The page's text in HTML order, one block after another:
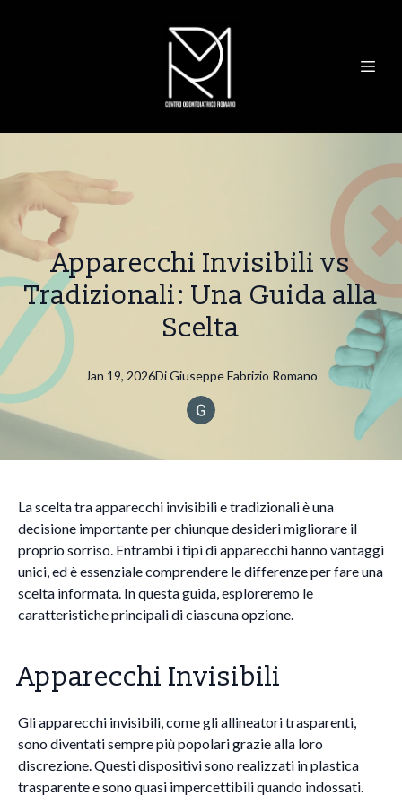
Apparecchi Invisibili vs
Tradizionali: Una Guida alla
Scelta
Jan 19, 2026Di Giuseppe Fabrizio Romano
La scelta tra apparecchi invisibili e tradizionali è una
decisione importante per chiunque desideri migliorare il
proprio sorriso. Entrambi i tipi di apparecchi hanno vantaggi
unici, ed è essenziale comprendere le differenze per fare una
scelta informata. In questa guida, esploreremo le
caratteristiche principali di ciascuna opzione.
Apparecchi Invisibili
Gli apparecchi invisibili, come gli allineatori trasparenti,
sono diventati sempre più popolari grazie alla loro
discrezione. Questi dispositivi sono realizzati in plastica
trasparente e sono quasi impercettibili quando indossati.